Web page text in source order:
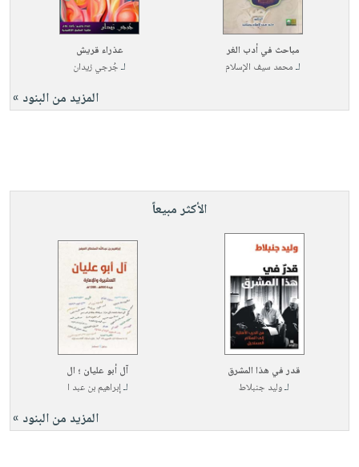
مباحث في أدب الغر
لـمحمد سيف الإسلام
عذراء قريش
لـجُرجي زيدان
المزيد من البنود »
الأكثر مبيعاً
قدر في هذا المشرق
لـوليد جنبلاط
آل أبو عليان ؛ ال
لـإبراهيم بن عبد ا
المزيد من البنود »